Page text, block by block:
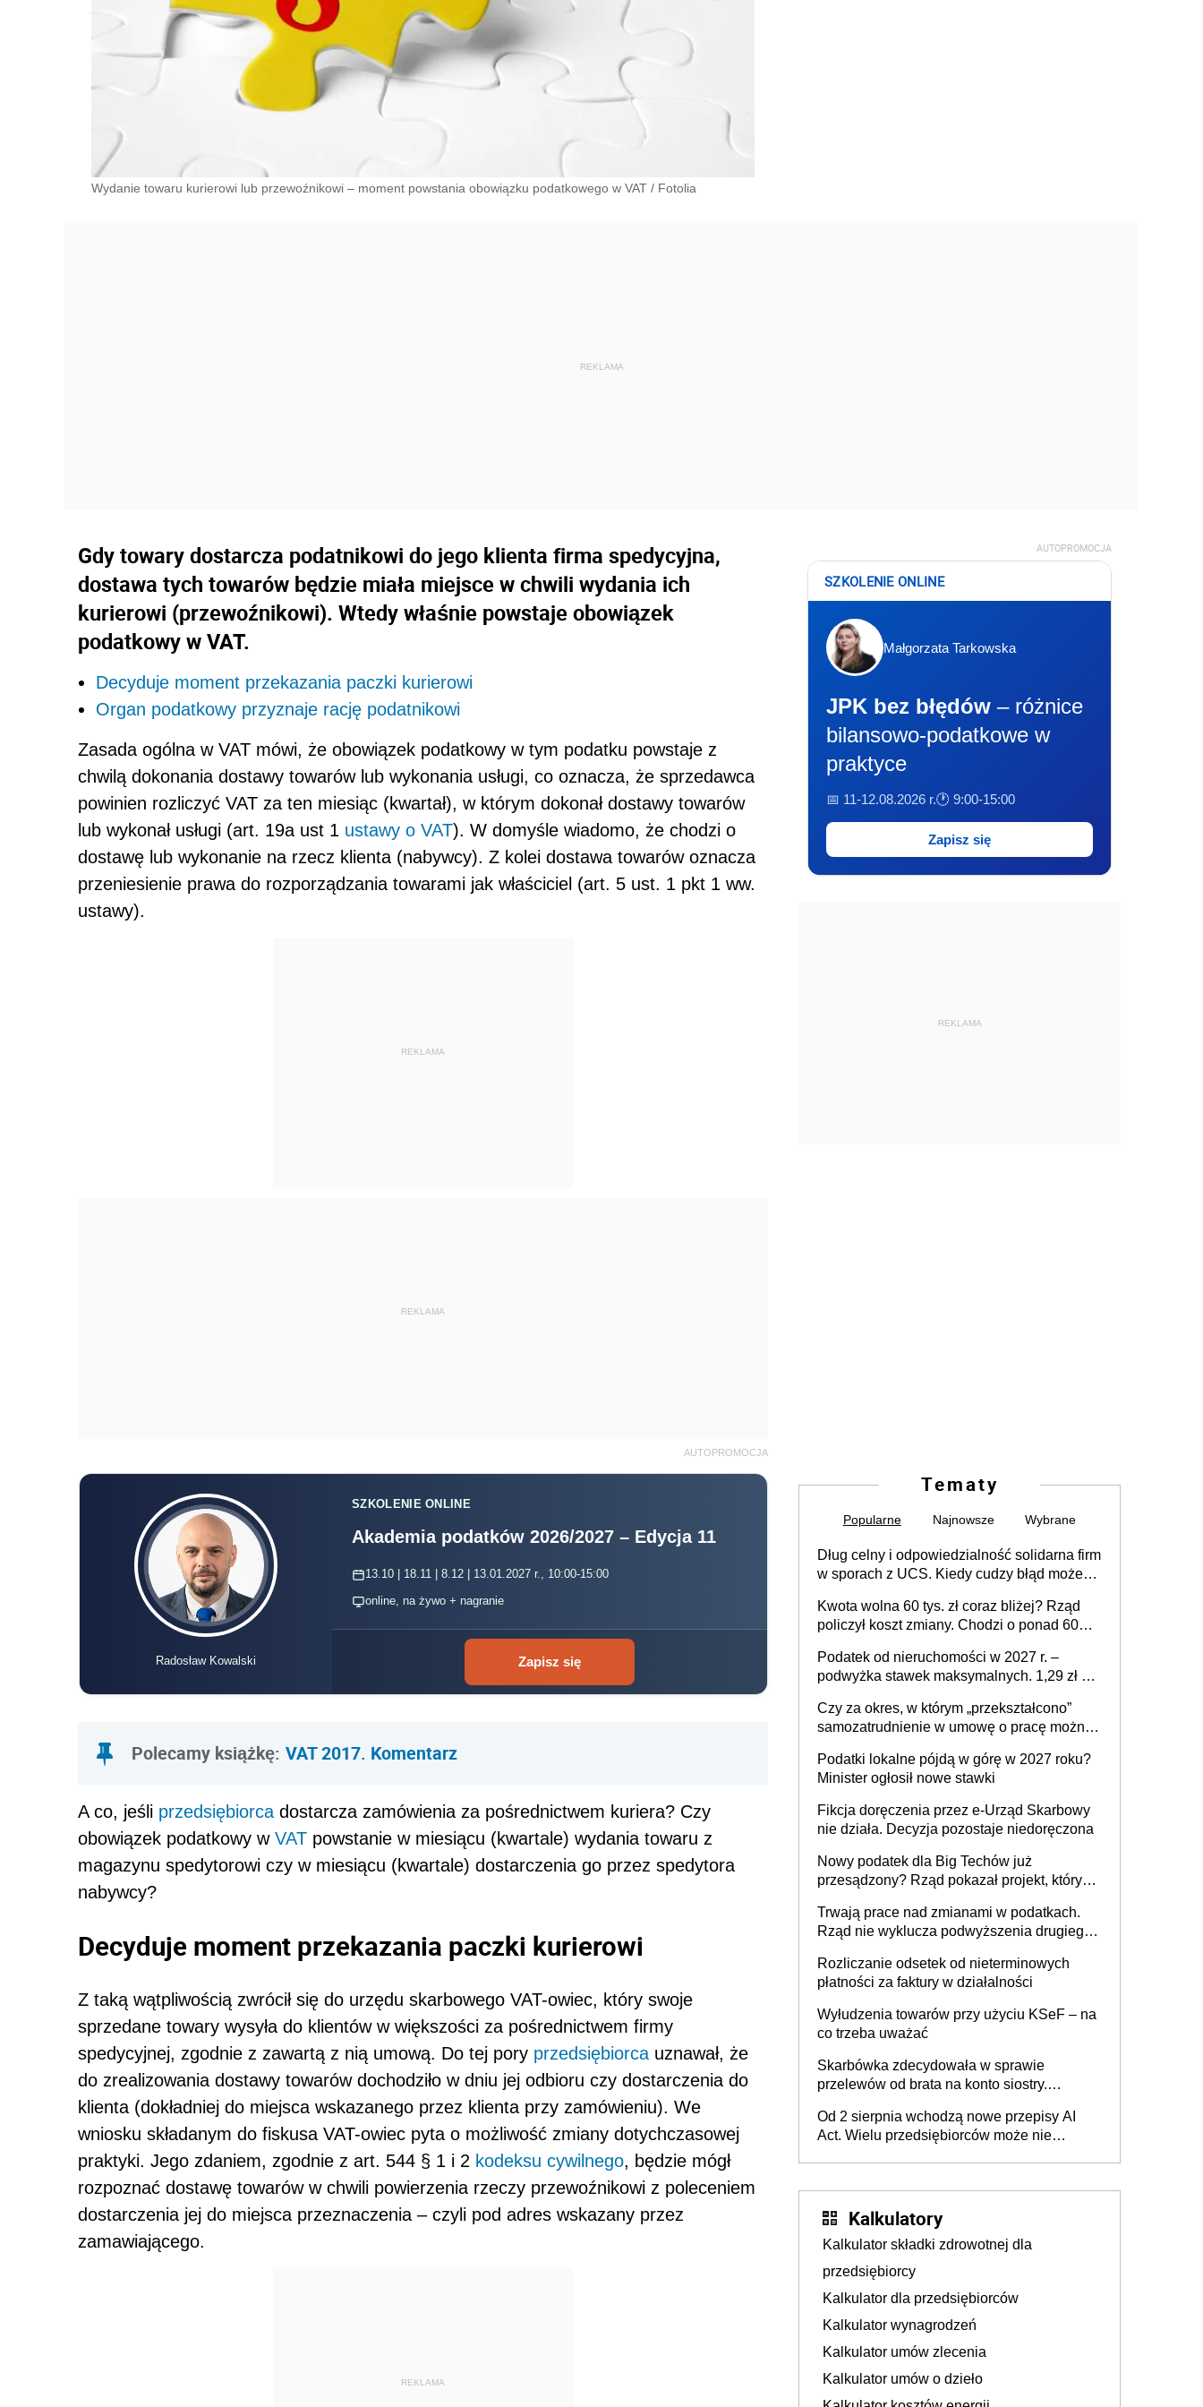
Wydanie towaru kurierowi lub przewoźnikowi – moment powstania obowiązku podatkowego w VAT / Fotolia
Gdy towary dostarcza podatnikowi do jego klienta firma spedycyjna,
dostawa tych towarów będzie miała miejsce w chwili wydania ich
kurierowi (przewoźnikowi). Wtedy właśnie powstaje obowiązek
podatkowy w VAT.
Decyduje moment przekazania paczki kurierowi
Organ podatkowy przyznaje rację podatnikowi
Zasada ogólna w VAT mówi, że obowiązek podatkowy w tym podatku powstaje z
chwilą dokonania dostawy towarów lub wykonania usługi, co oznacza, że sprzedawca
powinien rozliczyć VAT za ten miesiąc (kwartał), w którym dokonał dostawy towarów
lub wykonał usługi (art. 19a ust 1 ustawy o VAT). W domyśle wiadomo, że chodzi o
dostawę lub wykonanie na rzecz klienta (nabywcy). Z kolei dostawa towarów oznacza
przeniesienie prawa do rozporządzania towarami jak właściciel (art. 5 ust. 1 pkt 1 ww.
ustawy).
REKLAMA
AUTOPROMOCJA
Radosław Kowalski
SZKOLENIE ONLINE
Akademia podatków 2026/2027 – Edycja 11
13.10 | 18.11 | 8.12 | 13.01.2027 r., 10:00-15:00
online, na żywo + nagranie
Zapisz się
Polecamy książkę: VAT 2017. Komentarz
A co, jeśli przedsiębiorcadostarcza zamówienia za pośrednictwem kuriera? Czy
obowiązek podatkowy w VAT powstanie w miesiącu (kwartale) wydania towaru z
magazynu spedytorowi czy w miesiącu (kwartale) dostarczenia go przez spedytora
nabywcy?
Decyduje moment przekazania paczki kurierowi
Z taką wątpliwością zwrócił się do urzędu skarbowego VAT-owiec, który swoje
sprzedane towary wysyła do klientów w większości za pośrednictwem firmy
spedycyjnej, zgodnie z zawartą z nią umową. Do tej pory przedsiębiorca uznawał, że
do zrealizowania dostawy towarów dochodziło w dniu jej odbioru czy dostarczenia do
klienta (dokładniej do miejsca wskazanego przez klienta przy zamówieniu). We
wniosku składanym do fiskusa VAT-owiec pyta o możliwość zmiany dotychczasowej
praktyki. Jego zdaniem, zgodnie z art. 544 § 1 i 2 kodeksu cywilnego, będzie mógł
rozpoznać dostawę towarów w chwili powierzenia rzeczy przewoźnikowi z poleceniem
dostarczenia jej do miejsca przeznaczenia – czyli pod adres wskazany przez
zamawiającego.
REKLAMA
AUTOPROMOCJA
SZKOLENIE ONLINE
Małgorzata Tarkowska
JPK bez błędów – różnice
bilansowo-podatkowe w
praktyce
📅 11-12.08.2026 r.🕐 9:00-15:00
Zapisz się
REKLAMA
Tematy
Popularne Najnowsze Wybrane
Dług celny i odpowiedzialność solidarna firm
w sporach z UCS. Kiedy cudzy błąd może
Kwota wolna 60 tys. zł coraz bliżej? Rząd
policzył koszt zmiany. Chodzi o ponad 60
Podatek od nieruchomości w 2027 r. –
podwyżka stawek maksymalnych. 1,29 zł za
budynków i lokali związanych z
prowadzeniem działalności gospodarczej
Czy za okres, w którym „przekształcono”
samozatrudnienie w umowę o pracę można
umowy cywilnoprawnej jedynym
racjonalnym wyjściem
Podatki lokalne pójdą w górę w 2027 roku?
Minister ogłosił nowe stawki
Fikcja doręczenia przez e-Urząd Skarbowy
nie działa. Decyzja pozostaje niedoręczona
Nowy podatek dla Big Techów już
przesądzony? Rząd pokazał projekt, który
Trwają prace nad zmianami w podatkach.
Rząd nie wyklucza podwyższenia drugiego
Rozliczanie odsetek od nieterminowych
płatności za faktury w działalności
Wyłudzenia towarów przy użyciu KSeF – na
co trzeba uważać
Skarbówka zdecydowała w sprawie
przelewów od brata na konto siostry.
darowizna, ale podatku jednak nie będzie
Od 2 sierpnia wchodzą nowe przepisy AI
Act. Wielu przedsiębiorców może nie
Kalkulatory
Kalkulator składki zdrowotnej dla
przedsiębiorcy
Kalkulator dla przedsiębiorców
Kalkulator wynagrodzeń
Kalkulator umów zlecenia
Kalkulator umów o dzieło